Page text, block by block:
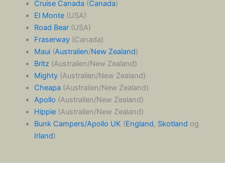
Cruise Canada (Canada)
El Monte(USA)
Road Bear(USA)
Fraserway (Canada)
Maui (Australien/New Zealand)
Britz (Australien/New Zealand)
Mighty (Australien/New Zealand)
Cheapa (Australien/New Zealand)
Apollo (Australien/New Zealand)
Hippie(Australien/New Zealand)
Bunk Campers/Apollo UK (England, Skotland og
Irland)